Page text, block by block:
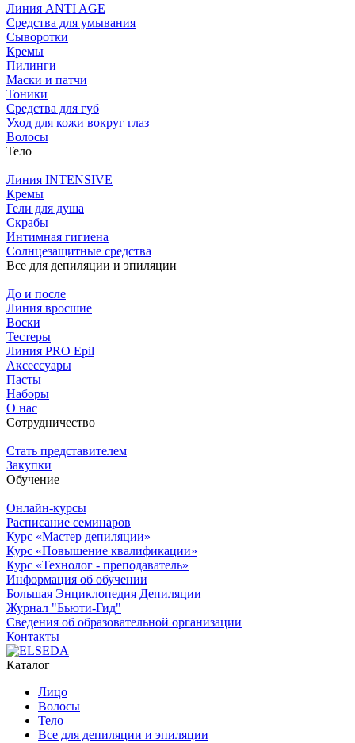
Линия ANTI AGE
Средства для умывания
Сыворотки
Кремы
Пилинги
Маски и патчи
Тоники
Средства для губ
Уход для кожи вокруг глаз
Волосы
Тело
Линия INTENSIVE
Кремы
Гели для душа
Скрабы
Интимная гигиена
Солнцезащитные средства
Все для депиляции и эпиляции
До и после
Линия вросшие
Воски
Тестеры
Линия PRO Epil
Аксессуары
Пасты
Наборы
О нас
Сотрудничество
Стать представителем
Закупки
Обучение
Онлайн-курсы
Расписание семинаров
Курс «Мастер депиляции»
Курс «Повышение квалификации»
Курс «Технолог - преподаватель»
Информация об обучении
Большая Энциклопедия Депиляции
Журнал "Бьюти-Гид"
Сведения об образовательной организации
Контакты
Каталог
Лицо
Волосы
Тело
Все для депиляции и эпиляции